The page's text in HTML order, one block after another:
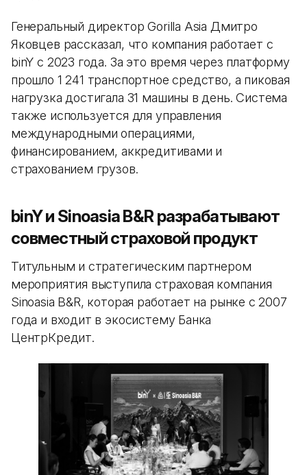
Генеральный директор Gorilla Asia Дмитро
Яковцев рассказал, что компания работает с
binY с 2023 года. За это время через платформу
прошло 1 241 транспортное средство, а пиковая
нагрузка достигала 31 машины в день. Система
также используется для управления
международными операциями,
финансированием, аккредитивами и
страхованием грузов.
binY и Sinoasia B&R разрабатывают
совместный страховой продукт
Титульным и стратегическим партнером
мероприятия выступила страховая компания
Sinoasia B&R, которая работает на рынке с 2007
года и входит в экосистему Банка
ЦентрКредит.